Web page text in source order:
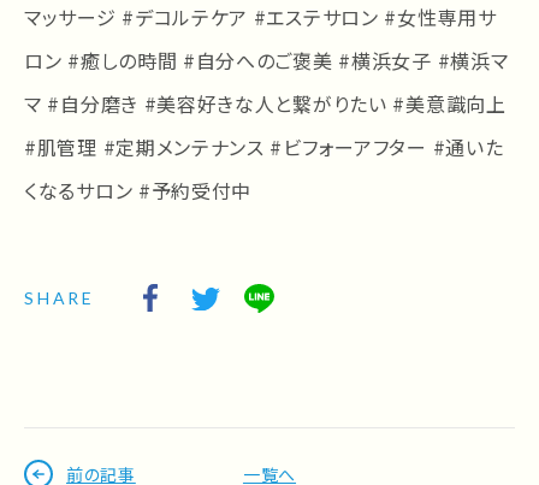
マッサージ #デコルテケア #エステサロン #女性専用サ
ロン #癒しの時間 #自分へのご褒美 #横浜女子 #横浜マ
マ #自分磨き #美容好きな人と繋がりたい #美意識向上
#肌管理 #定期メンテナンス #ビフォーアフター #通いた
くなるサロン #予約受付中
SHARE
前の記事 一覧へ